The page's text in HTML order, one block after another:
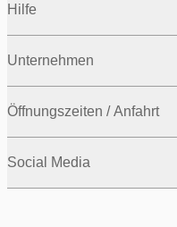
Hilfe
Unternehmen
Öffnungszeiten / Anfahrt
Social Media